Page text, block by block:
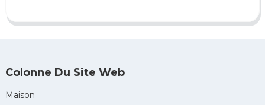
Colonne Du Site Web
Maison